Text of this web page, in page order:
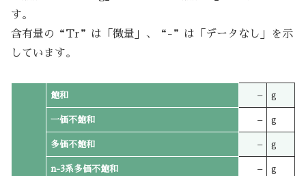
す。
含有量の“Tr”は「微量」、“-”は「データなし」を示
しています。
飽和 – g
一価不飽和 – g
多価不飽和 – g
n-3系多価不飽和 – g